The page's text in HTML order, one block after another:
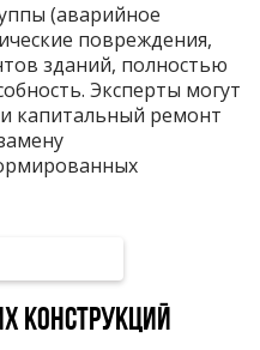
(аварийное
повреждения,
зданий, полностью
Эксперты могут
капитальный ремонт
конструкций